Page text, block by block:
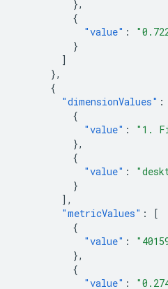
},
{
"value" :
}
]
},
{
"dimensionValues" :
{
"value" :
"1.
},
{
"value" :
}
],
"metricValues" :
[
{
"value" :
},
{
"value" :